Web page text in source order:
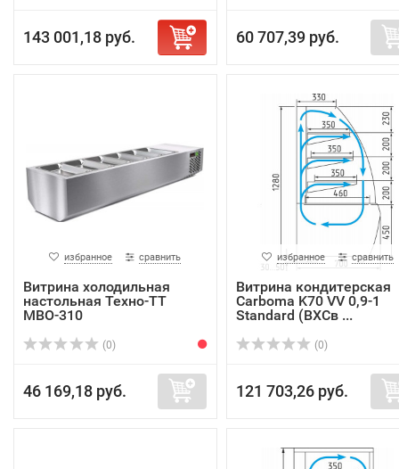
143 001,18 руб. 60 707,39 руб.
избранное сравнить
Витрина холодильная
настольная Техно-ТТ
МВО-310
(0)
46 169,18 руб.
избранное сравнить
Витрина кондитерская
Carboma K70 VV 0,9-1
Standard (ВХСв ...
(0)
121 703,26 руб.